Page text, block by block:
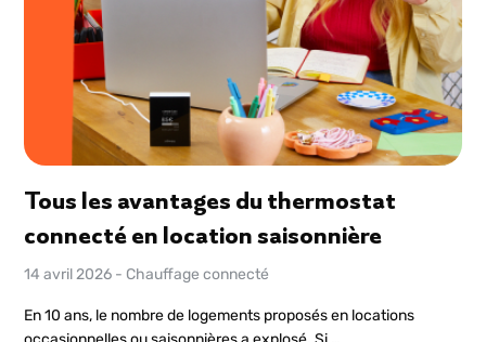
Tous les avantages du thermostat
connecté en location saisonnière
14 avril 2026 - Chauffage connecté
En 10 ans, le nombre de logements proposés en locations